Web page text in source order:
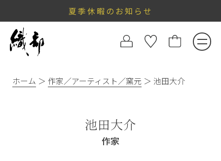
夏季休暇のお知らせ
ホーム 作家／アーティスト／窯元 池田大介
池田大介
作家